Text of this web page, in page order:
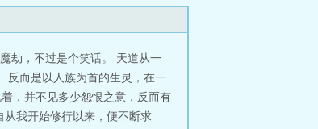
世魔头，与灭世真魔大
劫，不过是个笑话。 天道从一
反而是以人族为首的生灵，在一
，并不见多少怨恨之意，反而有
从我开始修行以来，便不断求